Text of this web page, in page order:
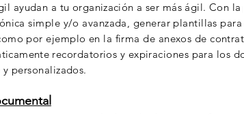
ayudan a tuorganización a ser más ágil. Con la
simple y/o avanzada, generar plantillas
por ejemplo en la firma de anexos de
recordatorios y expiraciones para los
personalizados.